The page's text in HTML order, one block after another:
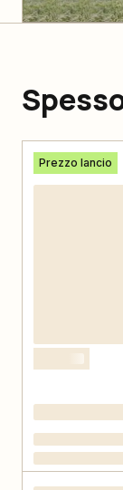
Prezzo lancio